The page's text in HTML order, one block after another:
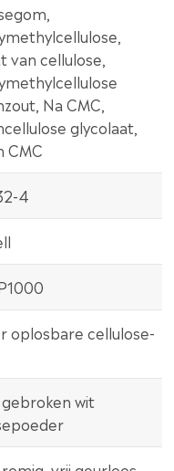
van cellulose,
Na CMC,
glycolaat,
CMC
4
oplosbare cellulose-
wit